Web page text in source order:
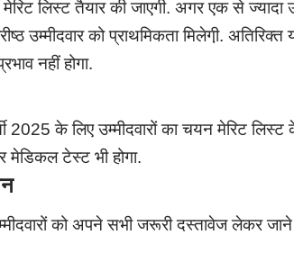
लिस्ट तैयार की जाएगी. अगर एक से ज्यादा
उम्मीदवार को प्राथमिकता मिलेगी़.
नहीं होगा.
2025 के लिए उम्मीदवारों का चयन मेरिट
टेस्ट भी होगा.
को अपने सभी जरूरी दस्तावेज लेकर